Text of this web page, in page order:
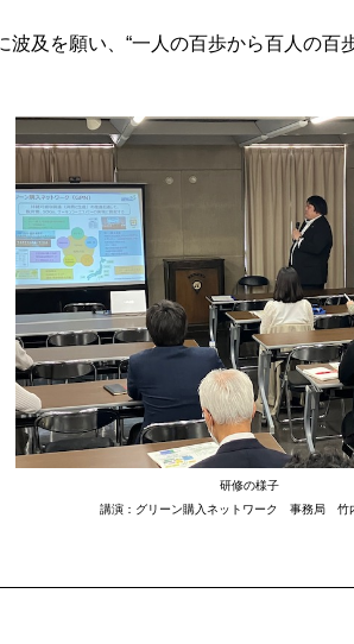
波及を願い、“一人の百歩から百人の百
研修の様子
講演：グリーン購入ネットワーク 事務局 竹